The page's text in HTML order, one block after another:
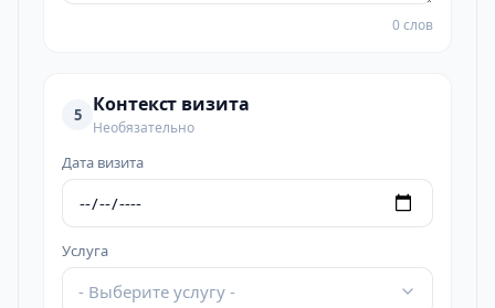
0 слов
5 Контекст визита
Необязательно
Дата визита
Услуга
- Выберите услугу -